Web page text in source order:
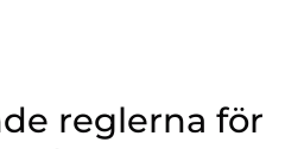
reglerna för